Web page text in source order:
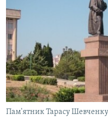
Пам'ятник Тарасу Шевченку